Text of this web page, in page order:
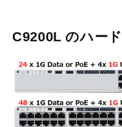
C9200L のハー